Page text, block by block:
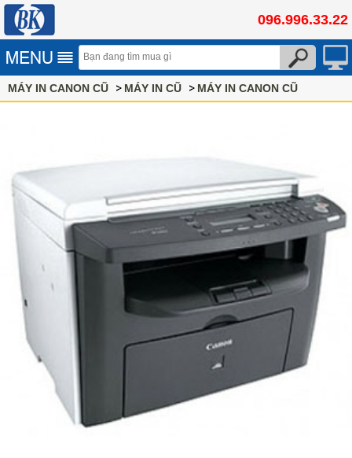
096.996.33.22
MÁY IN CANON CŨ MÁY IN CŨ MÁY IN CANON CŨ